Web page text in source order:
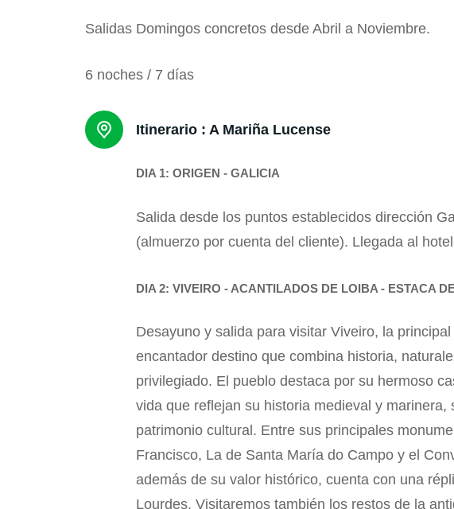
Salidas Domingos concretos desde Abril a Noviembre.
6 noches / 7 días
Itinerario : A Mariña Lucense
DIA 1: ORIGEN - GALICIA
Salida desde los puntos establecidos dirección
(almuerzo por cuenta del cliente). Llegada al
DIA 2: VIVEIRO - ACANTILADOS DE LOIBA - ESTACA
Desayuno y salida para visitar Viveiro, la
encantador destino que combina historia,
privilegiado. El pueblo destaca por su hermoso
vida que reflejan su historia medieval y marinera,
patrimonio cultural. Entre sus principales
Francisco, La de Santa María do Campo y el
además de su valor histórico, cuenta con una
Lourdes. Visitaremos también los restos de la